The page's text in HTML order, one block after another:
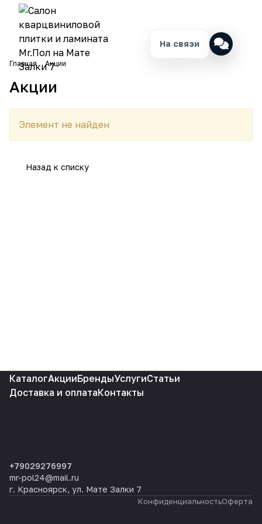
Главная Акции
Акции
Элемент не найден
Назад к списку
КаталогАкцииБрендыУслугиСтатьи
Доставка и оплатаКонтакты
+79029276997
mr-pol24@mail.ru
г. Красноярск, ул. Мате Залки 7
КонфиденциальностьОферта
На связи